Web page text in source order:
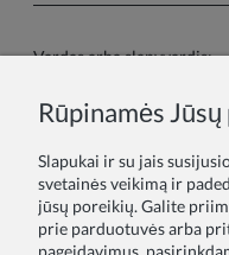
Vardas arba slapyvardis:
Rūpinamės
Slapukai ir su jais
svetainės veikimą ir
jūsų poreikių. Galite
prie parduotuvės arba
pageidavimus,